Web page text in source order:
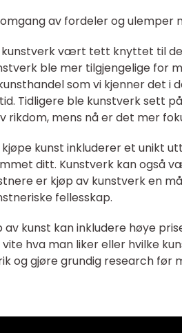
av fordeler og ulemper
kunstverk vært tett knyttet til
ble mer tilgjengelige for
som vi kjenner det i
Tidligere ble kunstverk sett
rikdom, mens nå er det mer
kunst inkluderer et unikt
ditt. Kunstverk kan også
er kjøp av kunstverk en
fellesskap.
av kunst kan inkludere høye
hva man liker eller hvilke
og gjøre grundig research før